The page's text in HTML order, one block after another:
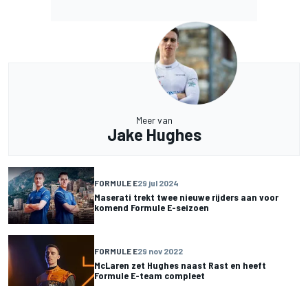
Meer van
Jake Hughes
FORMULE E29 jul 2024
Maserati trekt twee nieuwe rijders aan voor
komend Formule E-seizoen
FORMULE E29 nov 2022
McLaren zet Hughes naast Rast en heeft
Formule E-team compleet